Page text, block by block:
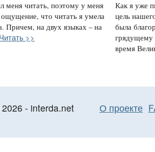
меня читать, поэтому у меня
ощущение, что читать я умела
Причем, на двух языках – на
Читать >>
Как я уже
цель
была
грядущему
время
- interda.net О проекте